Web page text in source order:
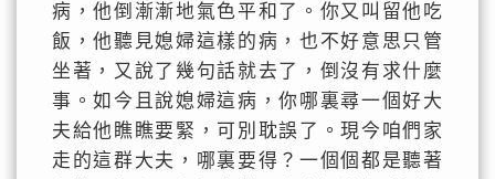
病，他倒漸漸地氣色平和了。你又叫留他吃
飯，他聽見媳婦這樣的病，也不好意思只管
坐著，又說了幾句話就去了，倒沒有求什麼
事。如今且說媳婦這病，你哪裏尋一個好大
夫給他瞧瞧要緊，可別耽誤了。現今咱們家
走的這群大夫，哪裏要得？一個個都是聽著